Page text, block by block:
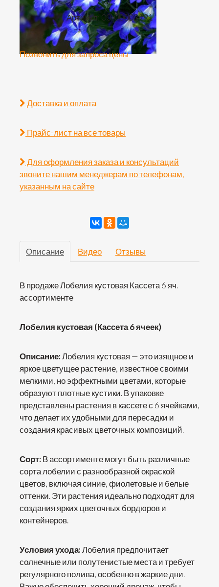
Артикул: 00-00003991
Позвонить для запроса цены
Доставка и оплата
Прайс-лист на все товары
Для оформления заказа и консультаций
звоните нашим менеджерам по телефонам,
указанным на сайте
Описание Видео Отзывы
В продаже Лобелия кустовая Кассета 6 яч.
ассортименте
Лобелия кустовая (Кассета 6 ячеек)
Описание:Лобелия кустовая — это изящное и
яркое цветущее растение, известное своими
мелкими, но эффектными цветами, которые
образуют плотные кустики. В упаковке
представлены растения в кассете с 6 ячейками,
что делает их удобными для пересадки и
создания красивых цветочных композиций.
Сорт:В ассортименте могут быть различные
сорта лобелии с разнообразной окраской
цветов, включая синие, фиолетовые и белые
оттенки. Эти растения идеально подходят для
создания ярких цветочных бордюров и
контейнеров.
Условия ухода:Лобелия предпочитает
солнечные или полутенистые места и требует
регулярного полива, особенно в жаркие дни.